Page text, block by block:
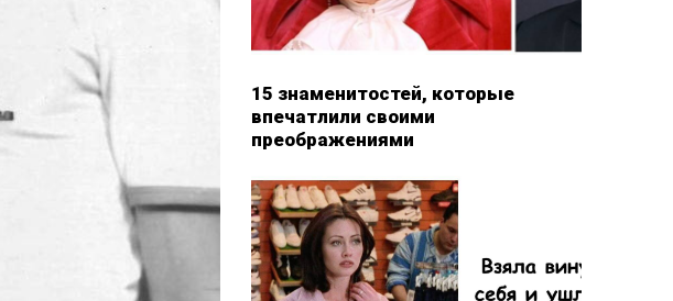
15 знаменитостей, которые
впечатлили своими
преображениями